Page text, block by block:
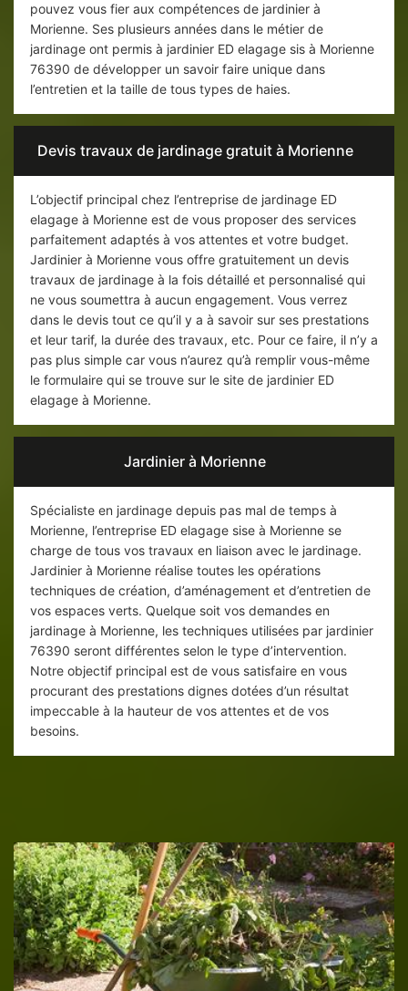
pouvez vous fier aux compétences de jardinier à
Morienne. Ses plusieurs années dans le métier de
jardinage ont permis à jardinier ED elagage sis à Morienne
76390 de développer un savoir faire unique dans
l’entretien et la taille de tous types de haies.
Devis travaux de jardinage gratuit à Morienne
L’objectif principal chez l’entreprise de jardinage ED
elagage à Morienne est de vous proposer des services
parfaitement adaptés à vos attentes et votre budget.
Jardinier à Morienne vous offre gratuitement un devis
travaux de jardinage à la fois détaillé et personnalisé qui
ne vous soumettra à aucun engagement. Vous verrez
dans le devis tout ce qu’il y a à savoir sur ses prestations
et leur tarif, la durée des travaux, etc. Pour ce faire, il n’y a
pas plus simple car vous n’aurez qu’à remplir vous-même
le formulaire qui se trouve sur le site de jardinier ED
elagage à Morienne.
Jardinier à Morienne
Spécialiste en jardinage depuis pas mal de temps à
Morienne, l’entreprise ED elagage sise à Morienne se
charge de tous vos travaux en liaison avec le jardinage.
Jardinier à Morienne réalise toutes les opérations
techniques de création, d’aménagement et d’entretien de
vos espaces verts. Quelque soit vos demandes en
jardinage à Morienne, les techniques utilisées par jardinier
76390 seront différentes selon le type d’intervention.
Notre objectif principal est de vous satisfaire en vous
procurant des prestations dignes dotées d’un résultat
impeccable à la hauteur de vos attentes et de vos
besoins.